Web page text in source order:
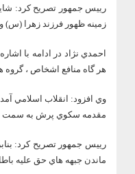
رييس جمهور تصريح کرد:
زمينه ظهور فرزند زهرا (س)
احمدي نژاد در ادامه با
هر گاه منافع اشخاص ، گروه
وي افزود: انقلاب اسلامي
مقدمه سکوي پرش به سمت
رييس جمهور تصريح کرد:
ماندن جبهه هاي حق عليه